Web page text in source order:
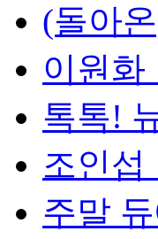
(돌아
이원화
톡톡!
조인섭
주말